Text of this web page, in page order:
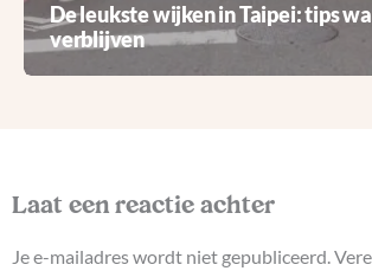
De leukste wijken in Taipei: tips
verblijven
Laat een reactie achter
Je e-mailadres wordt niet gepubliceerd.